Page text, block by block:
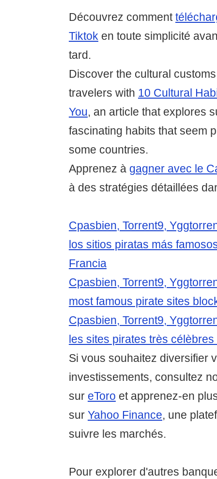
Découvrez comment
Tiktok en toute simplicité
tard.
Discover the cultural
travelers with 10 Cultural
You, an article that explores
fascinating habits that seem
some countries.
Apprenez à gagner avec le
à des stratégies détaillées
Cpasbien, Torrent9,
los sitios piratas más
Francia
Cpasbien, Torrent9,
most famous pirate sites
Cpasbien, Torrent9,
les sites pirates très
Si vous souhaitez diversifier
investissements, consultez
sur eToro et apprenez-en
sur Yahoo Finance, une
suivre les marchés.
Pour explorer d'autres